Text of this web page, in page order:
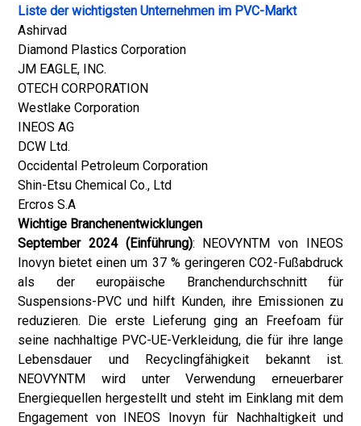
Liste der wichtigsten Unternehmen im PVC-Markt
Ashirvad
Diamond Plastics Corporation
JM EAGLE, INC.
OTECH CORPORATION
Westlake Corporation
INEOS AG
DCW Ltd.
Occidental Petroleum Corporation
Shin-Etsu Chemical Co., Ltd
Ercros S.A
Wichtige Branchenentwicklungen
September 2024 (Einführung): NEOVYNTM von INEOS
Inovyn bietet einen um 37 % geringeren CO2-Fußabdruck
als der europäische Branchendurchschnitt für
Suspensions-PVC und hilft Kunden, ihre Emissionen zu
reduzieren. Die erste Lieferung ging an Freefoam für
seine nachhaltige PVC-UE-Verkleidung, die für ihre lange
Lebensdauer und Recyclingfähigkeit bekannt ist.
NEOVYNTM wird unter Verwendung erneuerbarer
Energiequellen hergestellt und steht im Einklang mit dem
Engagement von INEOS Inovyn für Nachhaltigkeit und